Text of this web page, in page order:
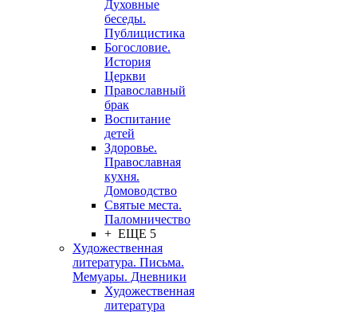
Духовные
беседы.
Публицистика
Богословие.
История
Церкви
Православный
брак
Воспитание
детей
Здоровье.
Православная
кухня.
Домоводство
Святые места.
Паломничество
+ ЕЩЕ 5
Художественная
литература. Письма.
Мемуары. Дневники
Художественная
литература